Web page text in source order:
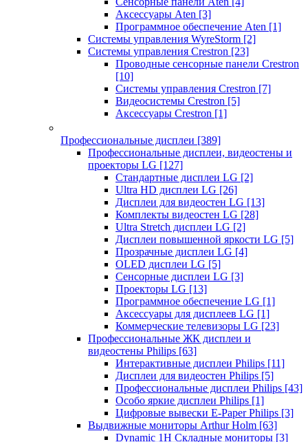
Аксессуары Aten [3]
Программное обеспечение Aten [1]
Системы управления WyreStorm [2]
Системы управления Crestron [23]
Проводные сенсорные панели Crestron
[10]
Системы управления Crestron [7]
Видеосистемы Crestron [5]
Аксессуары Crestron [1]
Профессиональные дисплеи [389]
Профессиональные дисплеи, видеостены и
проекторы LG [127]
Стандартные дисплеи LG [2]
Ultra HD дисплеи LG [26]
Дисплеи для видеостен LG [13]
Комплекты видеостен LG [28]
Ultra Stretch дисплеи LG [2]
Дисплеи повышенной яркости LG [5]
Прозрачные дисплеи LG [4]
OLED дисплеи LG [5]
Сенсорные дисплеи LG [3]
Проекторы LG [13]
Программное обеспечение LG [1]
Аксессуары для дисплеев LG [1]
Коммерческие телевизоры LG [23]
Профессиональные ЖК дисплеи и
видеостены Philips [63]
Интерактивные дисплеи Philips [11]
Дисплеи для видеостен Philips [5]
Профессиональные дисплеи Philips [43]
Особо яркие дисплеи Philips [1]
Цифровые вывески E-Paper Philips [3]
Выдвижные мониторы Arthur Holm [63]
Dynamic 1Н Складные мониторы [3]